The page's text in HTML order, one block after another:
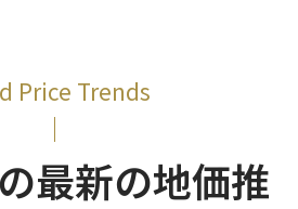
Price Trends
最新の地価推